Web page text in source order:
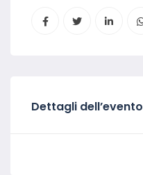
Dettagli dell’evento